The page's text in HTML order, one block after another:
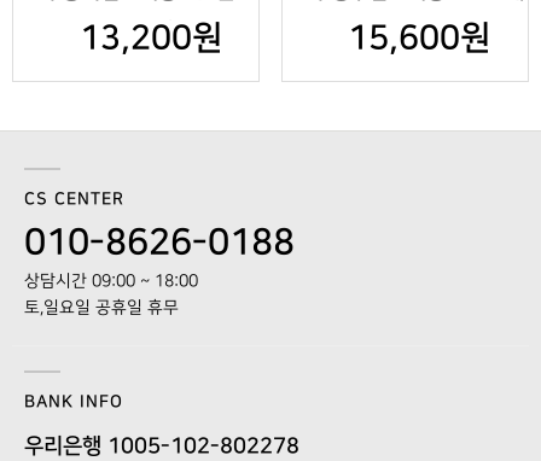
1000개
13,200원 15,600원
CS CENTER
010-8626-0188
상담시간 09:00 ~ 18:00
토,일요일 공휴일 휴무
BANK INFO
우리은행 1005-102-802278